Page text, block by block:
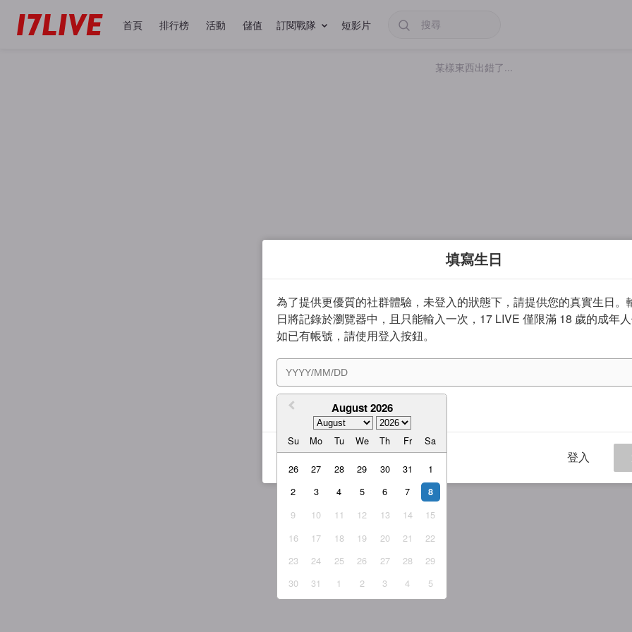
首頁 排行榜 活動 儲值 訂閱戰隊 短影片
某樣東西出錯了...
填寫生日
為了提供更優質的社群體驗，未登入的狀態下，請提供您的真實生日。
日將記錄於瀏覽器中，且只能輸入一次，17 LIVE 僅限滿 18 歲的成年人
如已有帳號，請使用登入按鈕。
August 2026
Su Mo Tu We Th Fr Sa
26 27 28 29 30 31
1
2
3 4 5 6 7 8
9 10 11 12 13 14
15
16
17 18 19 20 21
22
23
24 25 26 27 28
29
30
31 1 2 3 4 5
我同意 服務條款與隱私權政策
登入